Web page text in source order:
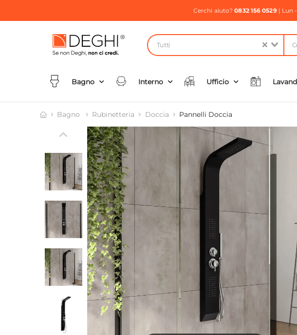
Cerchi aiuto?0832 156 0529| Lun -
Tutti
Bagno Interno Ufficio
Bagno Rubinetteria Doccia Pannelli Doccia